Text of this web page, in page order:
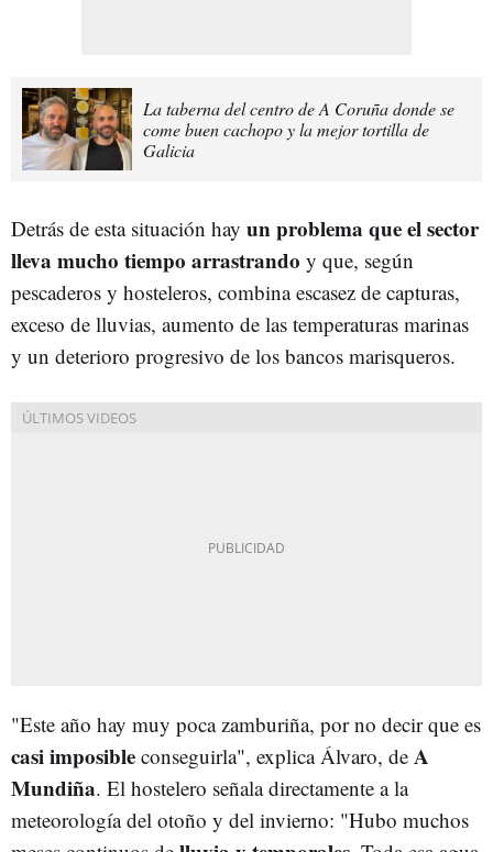
La taberna del centro de A Coruña donde se
come buen cachopo y la mejor tortilla de
Galicia
Detrás de esta situación hay un problema que el sector
lleva mucho tiempo arrastrando y que, según
pescaderos y hosteleros, combina escasez de capturas,
exceso de lluvias, aumento de las temperaturas marinas
y un deterioro progresivo de los bancos marisqueros.
"Este año hay muy poca zamburiña, por no decir que es
casi imposible conseguirla", explica Álvaro, de A
Mundiña. El hostelero señala directamente a la
meteorología del otoño y del invierno: "Hubo muchos